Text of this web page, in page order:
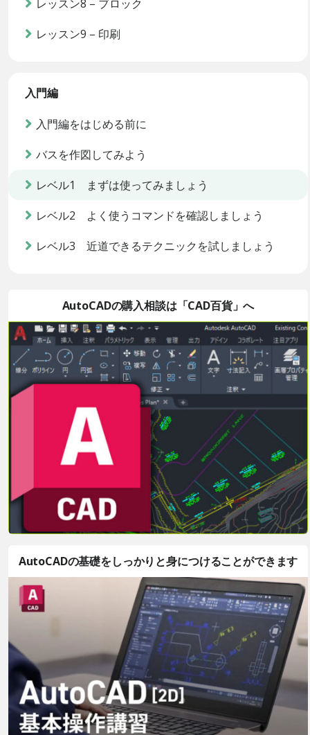
レッスン8 – ブロック
レッスン9 – 印刷
入門編
入門編をはじめる前に
バスを作図してみよう
レベル1 まずは使ってみましょう
レベル2 よく使うコマンドを確認しましょう
レベル3 近道できるテクニックを試しましょう
AutoCADの購入相談は「CAD百貨」へ
AutoCADの基礎をしっかりと身につけることができます